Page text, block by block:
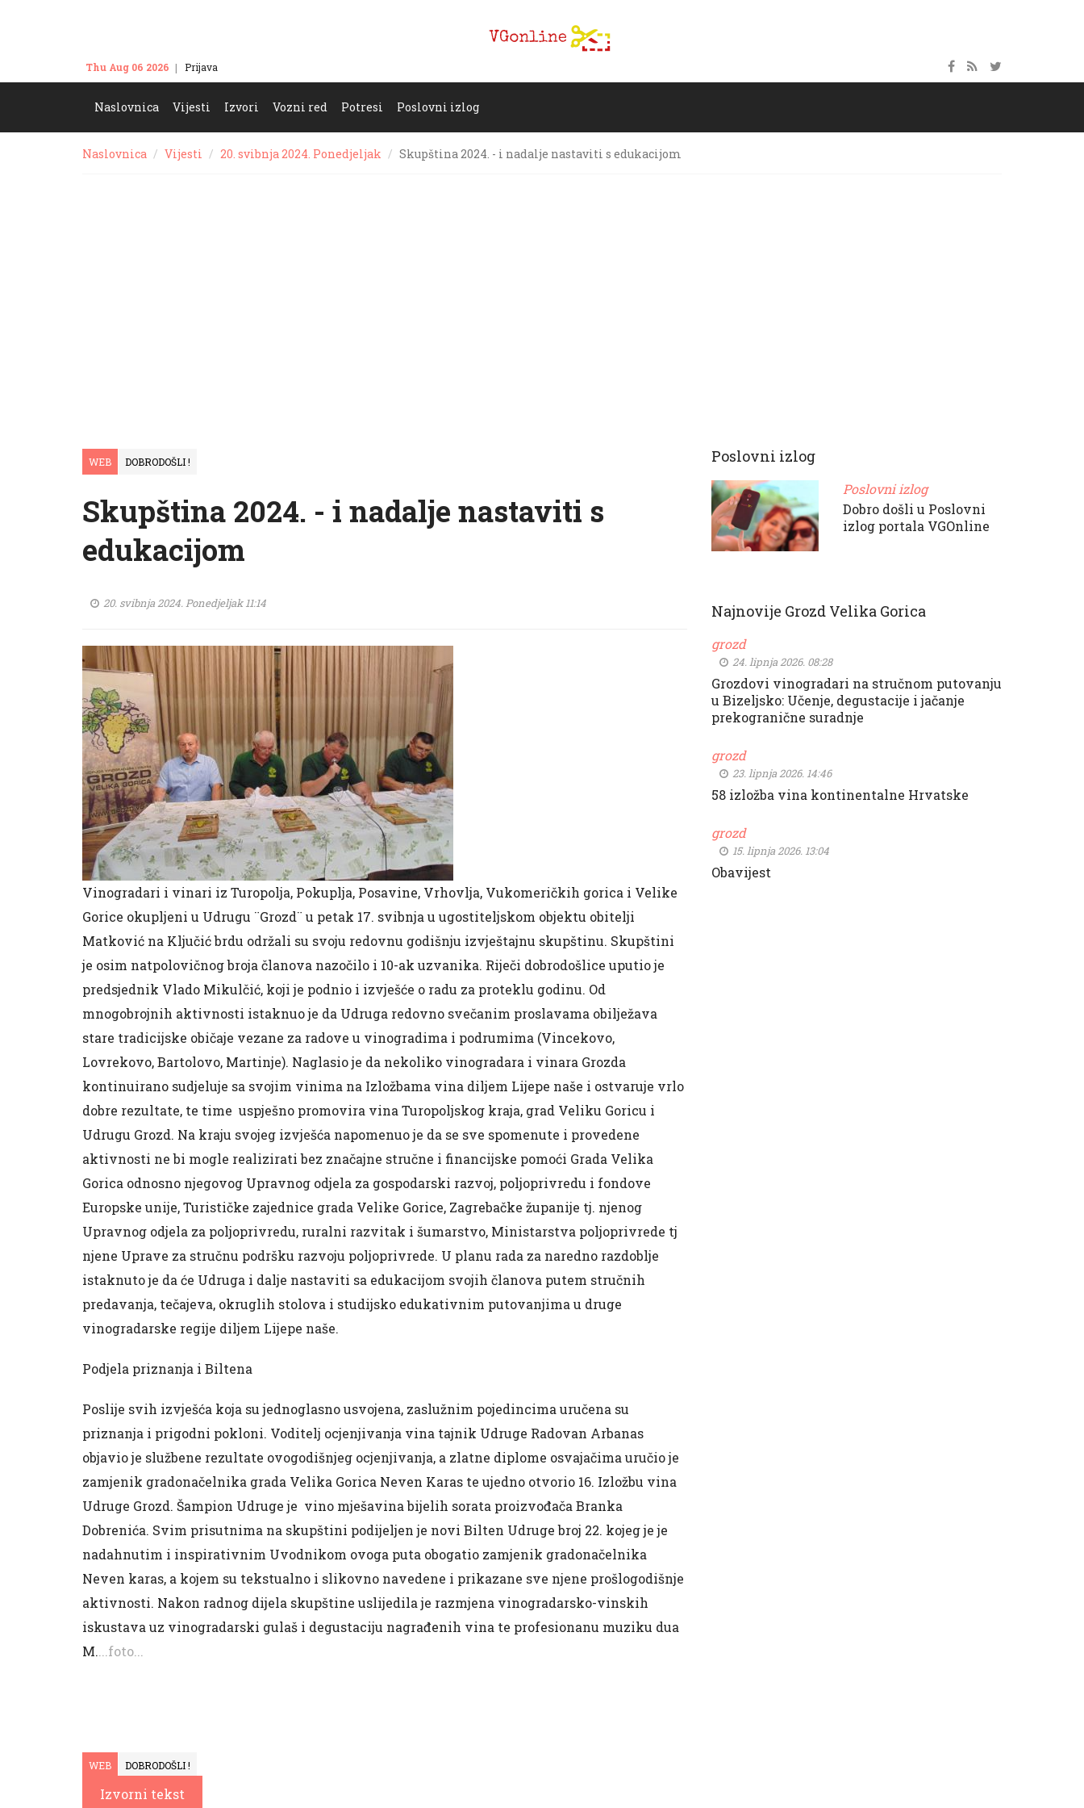
Thu Aug 06 2026 Prijava
Naslovnica Vijesti Izvori Vozni red Potresi Poslovni izlog
Naslovnica Vijesti 20. svibnja 2024. Ponedjeljak Skupština 2024. - i nadalje nastaviti s edukacijom
WEB DOBRODOŠLI !
Skupština 2024. - i nadalje nastaviti s
edukacijom
20. svibnja 2024. Ponedjeljak 11:14
Vinogradari i vinari iz Turopolja, Pokuplja, Posavine, Vrhovlja, Vukomeričkih gorica i Velike
Gorice okupljeni u Udrugu ¨Grozd¨ u petak 17. svibnja u ugostiteljskom objektu obitelji
Matković na Ključić brdu održali su svoju redovnu godišnju izvještajnu skupštinu. Skupštini
je osim natpolovičnog broja članova nazočilo i 10-ak uzvanika. Riječi dobrodošlice uputio je
predsjednik Vlado Mikulčić, koji je podnio i izvješće o radu za proteklu godinu. Od
mnogobrojnih aktivnosti istaknuo je da Udruga redovno svečanim proslavama obilježava
stare tradicijske običaje vezane za radove u vinogradima i podrumima (Vincekovo,
Lovrekovo, Bartolovo, Martinje). Naglasio je da nekoliko vinogradara i vinara Grozda
kontinuirano sudjeluje sa svojim vinima na Izložbama vina diljem Lijepe naše i ostvaruje vrlo
dobre rezultate, te time uspješno promovira vina Turopoljskog kraja, grad Veliku Goricu i
Udrugu Grozd. Na kraju svojeg izvješća napomenuo je da se sve spomenute i provedene
aktivnosti ne bi mogle realizirati bez značajne stručne i financijske pomoći Grada Velika
Gorica odnosno njegovog Upravnog odjela za gospodarski razvoj, poljoprivredu i fondove
Europske unije, Turističke zajednice grada Velike Gorice, Zagrebačke županije tj. njenog
Upravnog odjela za poljoprivredu, ruralni razvitak i šumarstvo, Ministarstva poljoprivrede tj
njene Uprave za stručnu podršku razvoju poljoprivrede. U planu rada za naredno razdoblje
istaknuto je da će Udruga i dalje nastaviti sa edukacijom svojih članova putem stručnih
predavanja, tečajeva, okruglih stolova i studijsko edukativnim putovanjima u druge
vinogradarske regije diljem Lijepe naše.
Podjela priznanja i Biltena
Poslije svih izvješća koja su jednoglasno usvojena, zaslužnim pojedincima uručena su
priznanja i prigodni pokloni. Voditelj ocjenjivanja vina tajnik Udruge Radovan Arbanas
objavio je službene rezultate ovogodišnjeg ocjenjivanja, a zlatne diplome osvajačima uručio je
zamjenik gradonačelnika grada Velika Gorica Neven Karas te ujedno otvorio 16. Izložbu vina
Udruge Grozd. Šampion Udruge je vino mješavina bijelih sorata proizvođača Branka
Dobrenića. Svim prisutnima na skupštini podijeljen je novi Bilten Udruge broj 22. kojeg je je
nadahnutim i inspirativnim Uvodnikom ovoga puta obogatio zamjenik gradonačelnika
Neven karas, a kojem su tekstualno i slikovno navedene i prikazane sve njene prošlogodišnje
aktivnosti. Nakon radnog dijela skupštine uslijedila je razmjena vinogradarsko-vinskih
iskustava uz vinogradarski gulaš i degustaciju nagrađenih vina te profesionanu muziku dua
M. ...foto...
WEB DOBRODOŠLI !
Izvorni tekst
Poslovni izlog
Poslovni izlog
Dobro došli u Poslovni
izlog portala VGOnline
Najnovije Grozd Velika Gorica
grozd
24. lipnja 2026. 08:28
Grozdovi vinogradari na stručnom putovanju
u Bizeljsko: Učenje, degustacije i jačanje
prekogranične suradnje
grozd
23. lipnja 2026. 14:46
58 izložba vina kontinentalne Hrvatske
grozd
15. lipnja 2026. 13:04
Obavijest